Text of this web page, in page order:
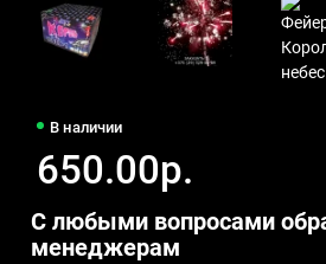
В наличии
650.00р.
С любыми вопросами
менеджерам